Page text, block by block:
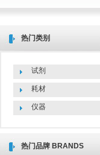
热门类别
试剂
耗材
仪器
热门品牌 BRANDS